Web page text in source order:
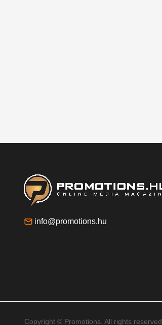
info@promotions.hu
Copyright © Promotions. All rights reserved